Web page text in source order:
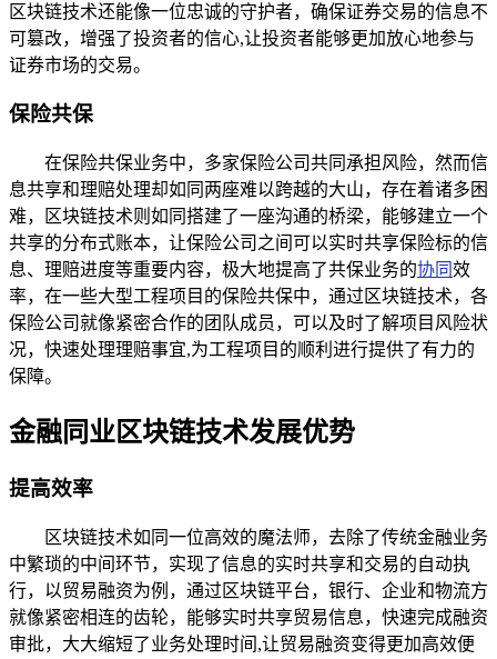
区块链技术还能像一位忠诚的守护者，确保证券交易的信息不
可篡改，增强了投资者的信心,让投资者能够更加放心地参与
证券市场的交易。
保险共保
在保险共保业务中，多家保险公司共同承担风险，然而信
息共享和理赔处理却如同两座难以跨越的大山，存在着诸多困
难，区块链技术则如同搭建了一座沟通的桥梁，能够建立一个
共享的分布式账本，让保险公司之间可以实时共享保险标的信
息、理赔进度等重要内容，极大地提高了共保业务的协同效
率，在一些大型工程项目的保险共保中，通过区块链技术，各
保险公司就像紧密合作的团队成员，可以及时了解项目风险状
况，快速处理理赔事宜,为工程项目的顺利进行提供了有力的
保障。
金融同业区块链技术发展优势
提高效率
区块链技术如同一位高效的魔法师，去除了传统金融业务
中繁琐的中间环节，实现了信息的实时共享和交易的自动执
行，以贸易融资为例，通过区块链平台，银行、企业和物流方
就像紧密相连的齿轮，能够实时共享贸易信息，快速完成融资
审批，大大缩短了业务处理时间,让贸易融资变得更加高效便